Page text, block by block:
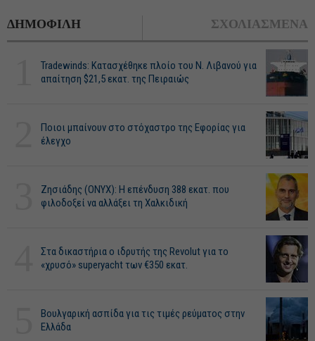
ΔΗΜΟΦΙΛΗ ΣΧΟΛΙΑΣΜΕΝΑ
Tradewinds: Κατασχέθηκε πλοίο του Ν. Λιβανού για
απαίτηση $21,5 εκατ. της Πειραιώς
Ποιοι μπαίνουν στο στόχαστρο της Εφορίας για
έλεγχο
Ζησιάδης (ONYX): Η επένδυση 388 εκατ. που
φιλοδοξεί να αλλάξει τη Χαλκιδική
Στα δικαστήρια ο ιδρυτής της Revolut για το
«χρυσό» superyacht των €350 εκατ.
Βουλγαρική ασπίδα για τις τιμές ρεύματος στην
Ελλάδα